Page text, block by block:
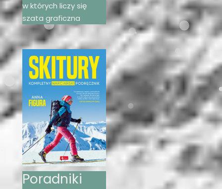
w których liczy się
szata graficzna
Poradniki